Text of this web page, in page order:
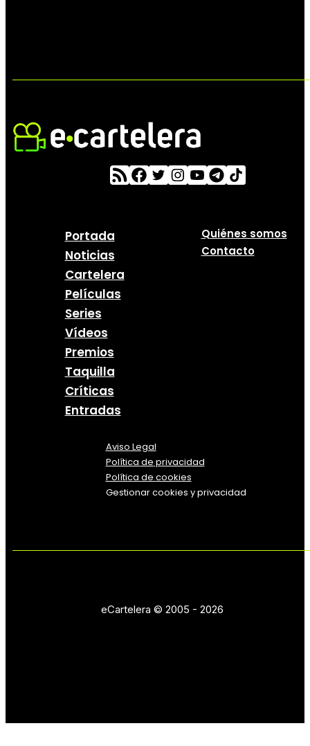
Portada
Noticias
Cartelera
Películas
Series
Vídeos
Premios
Taquilla
Críticas
Entradas
Quiénes somos
Contacto
Aviso Legal
Política de privacidad
Política de cookies
Gestionar cookies y privacidad
eCartelera © 2005 - 2026